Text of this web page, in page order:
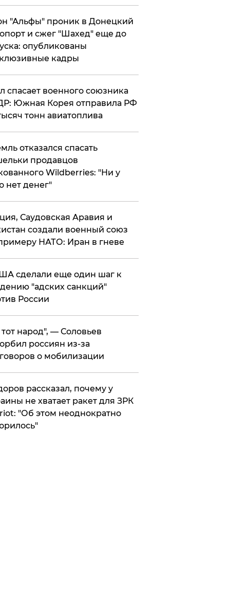
"Альфы" проник в Донецкий
и сжег "Шахед" еще до
опубликованы
кадры
спасает военного союзника
Южная Корея отправила РФ
тонн авиатоплива
отказался спасать
продавцов
Wildberries: "Ни у
нет денег"
Саудовская Аравия и
создали военный союз
НАТО: Иран в гневе
сделали еще один шаг к
"адских санкций"
России
народ", — Соловьев
россиян из-за
о мобилизации
рассказал, почему у
не хватает ракет для ЗРК
"Об этом неоднократно